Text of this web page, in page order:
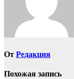
От Редакция
Похожая запись